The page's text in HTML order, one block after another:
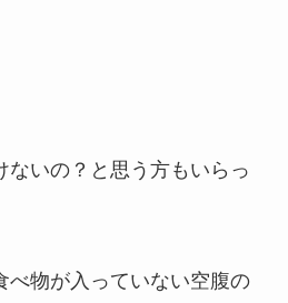
ないの？と思う方もいらっ
べ物が入っていない空腹の